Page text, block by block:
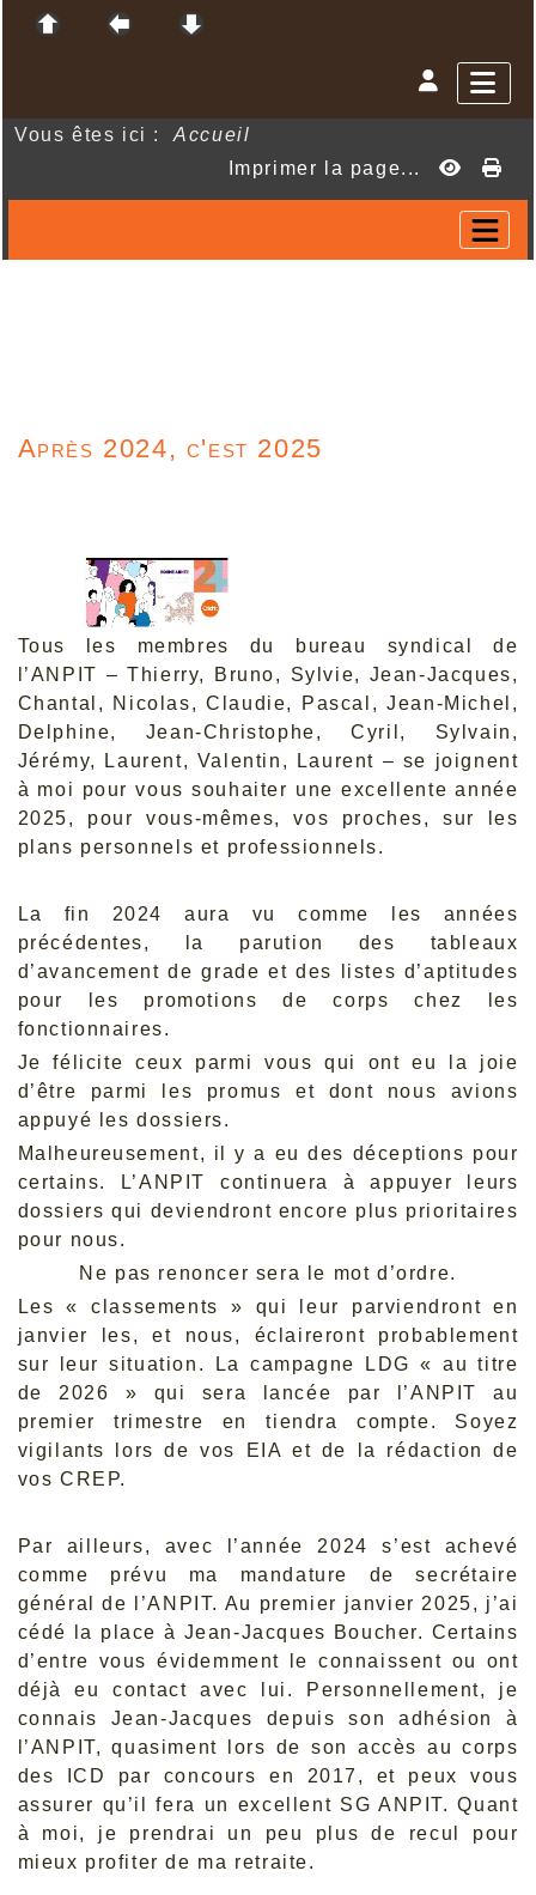
Vous êtes ici :Accueil
Imprimer la page...
Après 2024, c'est 2025
Tous les membres du bureau syndical de
l’ANPIT – Thierry, Bruno, Sylvie, Jean-Jacques,
Chantal, Nicolas, Claudie, Pascal, Jean-Michel,
Delphine, Jean-Christophe, Cyril, Sylvain,
Jérémy, Laurent, Valentin, Laurent – se joignent
à moi pour vous souhaiter une excellente année
2025, pour vous-mêmes, vos proches, sur les
plans personnels et professionnels.
La fin 2024 aura vu comme les années
précédentes, la parution des tableaux
d’avancement de grade et des listes d’aptitudes
pour les promotions de corps chez les
fonctionnaires.
Je félicite ceux parmi vous qui ont eu la joie
d’être parmi les promus et dont nous avions
appuyé les dossiers.
Malheureusement, il y a eu des déceptions pour
certains. L’ANPIT continuera à appuyer leurs
dossiers qui deviendront encore plus prioritaires
pour nous.
Ne pas renoncer sera le mot d’ordre.
Les « classements » qui leur parviendront en
janvier les, et nous, éclaireront probablement
sur leur situation. La campagne LDG « au titre
de 2026 » qui sera lancée par l’ANPIT au
premier trimestre en tiendra compte. Soyez
vigilants lors de vos EIA et de la rédaction de
vos CREP.
Par ailleurs, avec l’année 2024 s’est achevé
comme prévu ma mandature de secrétaire
général de l’ANPIT. Au premier janvier 2025, j’ai
cédé la place à Jean-Jacques Boucher. Certains
d’entre vous évidemment le connaissent ou ont
déjà eu contact avec lui. Personnellement, je
connais Jean-Jacques depuis son adhésion à
l’ANPIT, quasiment lors de son accès au corps
des ICD par concours en 2017, et peux vous
assurer qu’il fera un excellent SG ANPIT. Quant
à moi, je prendrai un peu plus de recul pour
mieux profiter de ma retraite.